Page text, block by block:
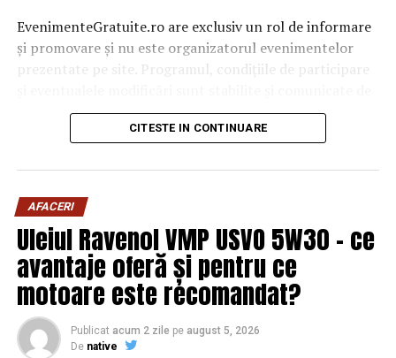
EvenimenteGratuite.ro are exclusiv un rol de informare
și promovare și nu este organizatorul evenimentelor
prezentate pe site. Programul, condițiile de participare
organizatorii fiecărui eveniment.
înainte de participare.
Organizatorii care doresc să crească vizibilitatea unui
eveniment cu acces gratuit pot solicita o ofertă de
promovare din partea echipei EvenimenteGratuite.ro.
Adresa de contact este salut@evenimentegratuite.ro
CITESTE IN CONTINUARE
AFACERI
Uleiul Ravenol VMP USVO 5W30 – ce
avantaje oferă și pentru ce
motoare este recomandat?
Publicat acum 2 zile pe august 5, 2026
De native